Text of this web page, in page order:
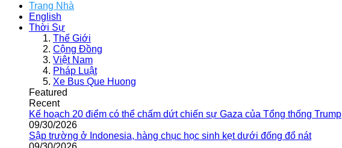
Trang Nhà
English
Thời Sự
Thế Giới
Cộng Đồng
Việt Nam
Pháp Luật
Xe Bus Que Huong
Featured
Recent
Kế hoạch 20 điểm có thể chấm dứt chiến sự Gaza của Tổng thống Trump
09/30/2026
Sập trường ở Indonesia, hàng chục học sinh kẹt dưới đống đổ nát